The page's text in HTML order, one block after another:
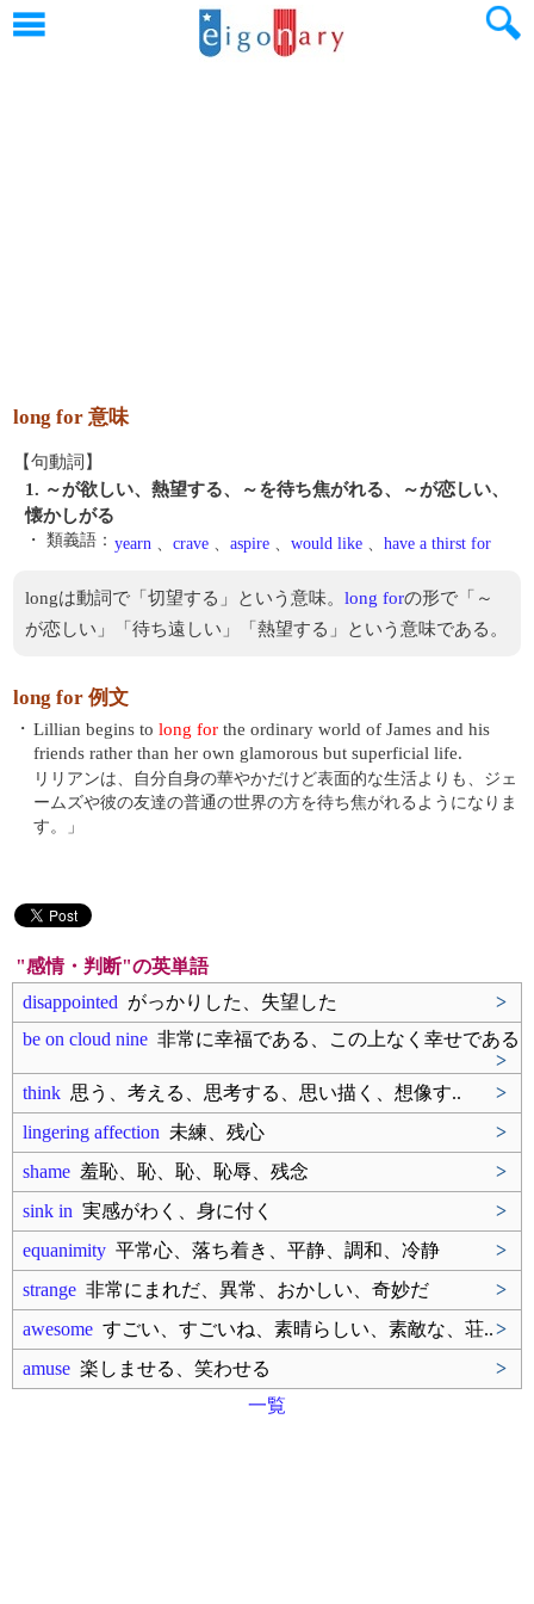
long for 意味
【句動詞】
1. ～が欲しい、熱望する、～を待ち焦がれる、～が恋しい、
懐かしがる
・ 類義語： yearn 、 crave 、 aspire 、 would like 、 have a thirst for
longは動詞で「切望する」という意味。 long forの形で「～
が恋しい」「待ち遠しい」「熱望する」という意味である。
long for 例文
・ Lillian begins to long for the ordinary world of James and his
friends rather than her own glamorous but superficial life.
リリアンは、自分自身の華やかだけど表面的な生活よりも、ジェ
ームズや彼の友達の普通の世界の方を待ち焦がれるようになりま
す。」
"感情・判断"の英単語
disappointed がっかりした、失望した
>
be on cloud nine 非常に幸福である、この上なく幸せである
>
think 思う、考える、思考する、思い描く、想像す..
>
lingering affection 未練、残心
>
shame 羞恥、恥、恥、恥辱、残念
>
sink in 実感がわく、身に付く
>
equanimity 平常心、落ち着き、平静、調和、冷静
>
strange 非常にまれだ、異常、おかしい、奇妙だ
>
awesome すごい、すごいね、素晴らしい、素敵な、荘..>
amuse 楽しませる、笑わせる
>
一覧